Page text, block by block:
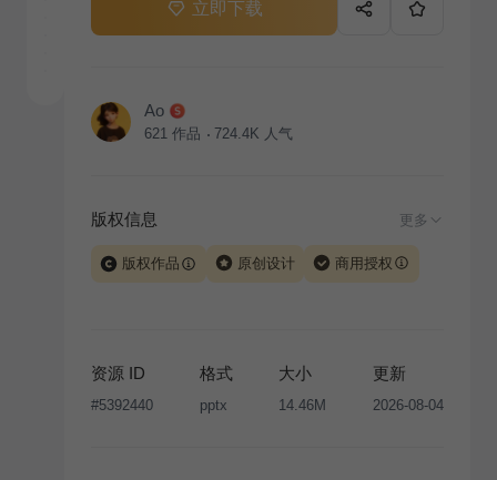
立即下载
Ao
621 作品 724.4K 人气
版权信息 更多
版权作品 原创设计 商用授权
版权声明
条款，禁止任何形式的转让、出售或出租，未
经投权许可任何人不得擅自转载和分发，否则将接照我
资源 ID
#5392440
格式
pptx
大小
14.46M
更新
2026-08-04